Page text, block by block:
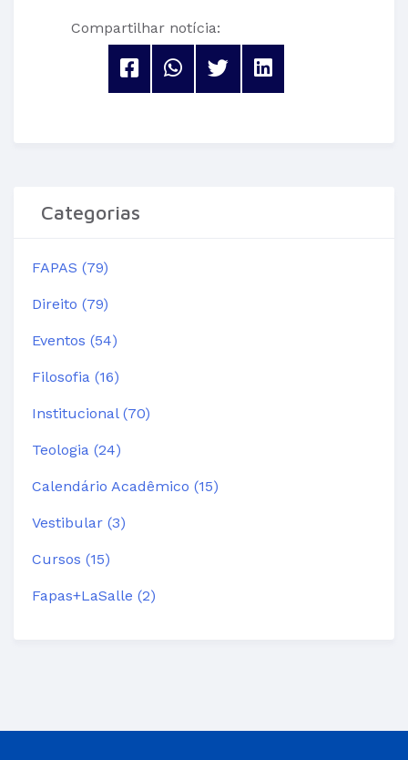
Compartilhar notícia:
Categorias
FAPAS (79)
Direito (79)
Eventos (54)
Filosofia (16)
Institucional (70)
Teologia (24)
Calendário Acadêmico (15)
Vestibular (3)
Cursos (15)
Fapas+LaSalle (2)